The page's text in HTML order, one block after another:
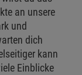
an unsere
und
dich
kann
Einblicke